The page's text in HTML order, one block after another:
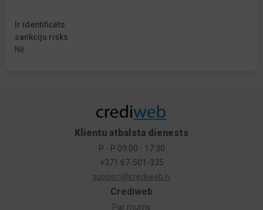
Ir identificēts
sankciju risks
Nē
Crediweb
Par mums
Klientu atbalsta dienests
P - P 09:00 - 17:30
+371 67-501-335
support@crediweb.lv